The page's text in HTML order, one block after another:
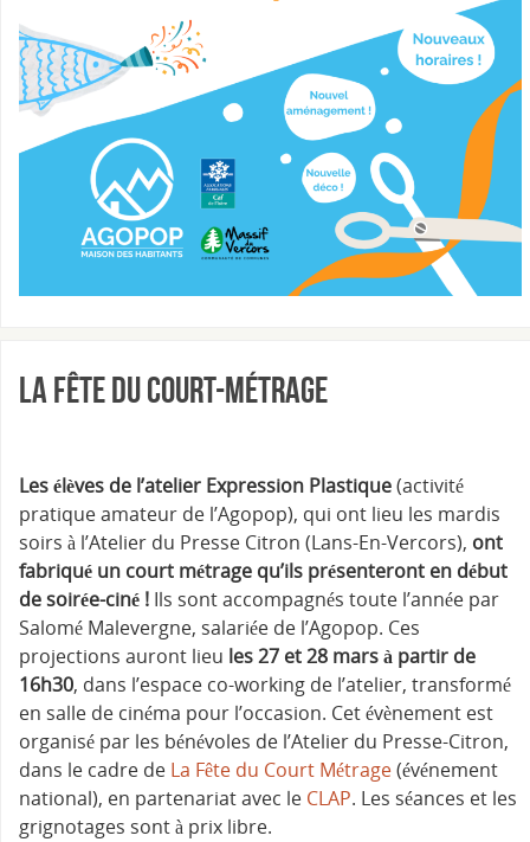
La Fête du Court-Métrage
Les élèves de l’atelier Expression Plastique(activité
pratique amateur de l’Agopop), qui ont lieu les mardis
soirs à l’Atelier du Presse Citron (Lans-En-Vercors), ont
fabriqué un court métrage qu’ils présenteront en début
de soirée-ciné ! Ils sont accompagnés toute l’année par
Salomé Malevergne, salariée de l’Agopop. Ces
projections auront lieu les 27 et 28 mars à partir de
16h30, dans l’espace co-working de l’atelier, transformé
en salle de cinéma pour l’occasion. Cet évènement est
organisé par les bénévoles de l’Atelier du Presse-Citron,
dans le cadre de La Fête du Court Métrage(événement
national), en partenariat avec le CLAP. Les séances et les
grignotages sont à prix libre.